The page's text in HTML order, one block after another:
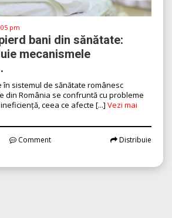
pm
bani din sănătate:
mecanismele
în sistemul de sănătate românesc
din România se confruntă cu probleme
ceea ce afecte [...] Vezi mai
Comment Distribuie